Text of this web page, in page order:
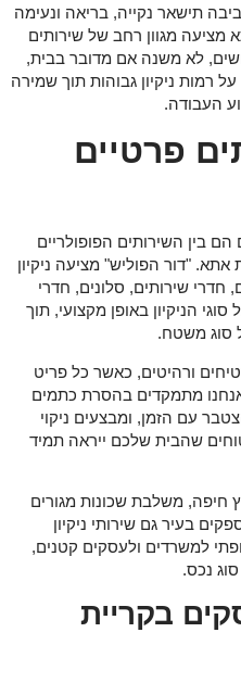
תישאר נקייה, בריאה ונעימה
מציעה מגוון רחב של שירותים
לא משנה אם מדובר בבית,
רמות ניקיון גבוהות תוך שמירה
העבודה.
פרטיים
הם בין השירותים הפופולריים
"דור הפוליש" מציעה ניקיון
חדרי שירותים, סלונים, חדרי
הניקיון באופן מקצועי, תוך
סוג משטח.
ורהיטים, כאשר כל פריט
מתמקדים בהסרת כתמים
עם הזמן, ומבצעים ניקוי
שהבית שלכם ייראה תמיד
חיפה, משלבת שכונות מגורים
בעיר גם שירותי ניקיון
למשרדים ולעסקים קטנים,
נכס.
בקריית